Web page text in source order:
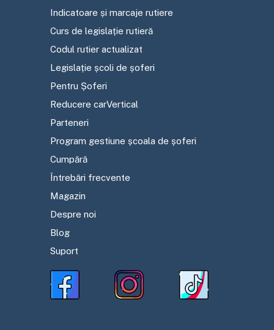
Indicatoare și marcaje rutiere
Curs de legislație rutieră
Codul rutier actualizat
Legislație școli de șoferi
Pentru Șoferi
Reducere carVertical
Parteneri
Program gestiune școala de șoferi
Cumpără
Întrebări frecvente
Magazin
Despre noi
Blog
Suport